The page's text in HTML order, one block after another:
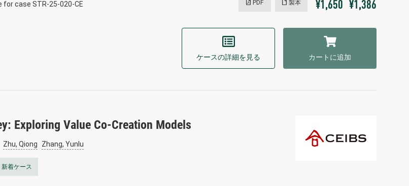
for case STR-25-020-CE PDF 製本 ¥1,650 ¥1,386
ケースの詳細を見る カートに追加
Exploring Value Co-Creation Models
Zhu, Qiong Zhang, Yunlu
新着ケース